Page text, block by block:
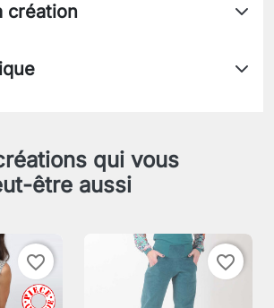
création
qui vous
être aussi
favorite_border favorite_border